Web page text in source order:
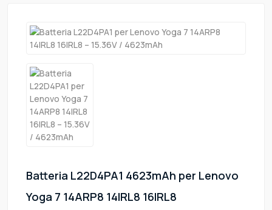
Batteria L22D4PA1 4623mAh per Lenovo
Yoga 7 14ARP8 14IRL8 16IRL8